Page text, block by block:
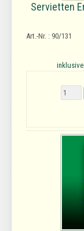
Servietten
Art.-Nr. : 90/131